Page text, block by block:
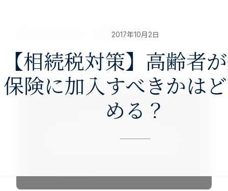
澤田公認会計士・税理士事務所
2017年10月2日
【相続税対策】高齢者
保険に加入すべきかは
める？